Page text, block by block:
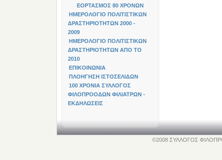
ΕΟΡΤΑΣΜΟΣ 80 ΧΡΟΝΩΝ
ΗΜΕΡΟΛΟΓΙΟ ΠΟΛΙΤΙΣΤΙΚΩΝ
ΔΡΑΣΤΗΡΙΟΤΗΤΩΝ 2000 -
2009
ΗΜΕΡΟΛΟΓΙΟ ΠΟΛΙΤΙΣΤΙΚΩΝ
ΔΡΑΣΤΗΡΙΟΤΗΤΩΝ ΑΠΟ ΤΟ
2010
ΕΠΙΚΟΙΝΩΝΙΑ
ΠΛΟΗΓΗΣΗ ΙΣΤΟΣΕΛΙΔΩΝ
100 ΧΡΟΝΙΑ ΣΥΛΛΟΓΟΣ
ΦΙΛΟΠΡΟΟΔΩΝ ΦΙΛΙΑΤΡΩΝ -
ΕΚΔΗΛΩΣΕΙΣ
©2008 ΣΥΛΛΟΓΟΣ